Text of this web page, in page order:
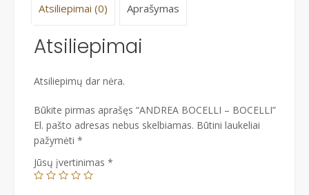
Atsiliepimai (0) Aprašymas
Atsiliepimai
Atsiliepimų dar nėra.
Būkite pirmas aprašęs “ANDREA BOCELLI – BOCELLI”
El. pašto adresas nebus skelbiamas. Būtini laukeliai
pažymėti *
Jūsų įvertinimas *